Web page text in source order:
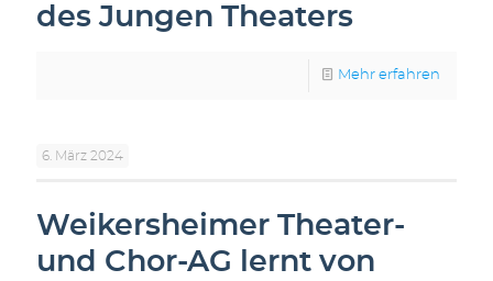
des Jungen Theaters
Mehr erfahren
6. März 2024
Weikersheimer Theater-
und Chor-AG lernt von